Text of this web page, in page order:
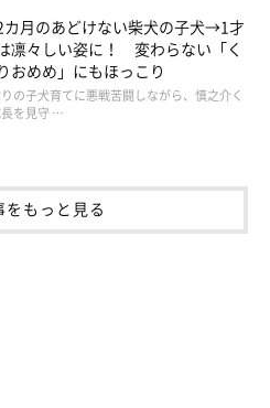
たいときは無理やりでもくっつい
かいをかけて怒られても、何事も
く——。
るたびに、「ポルテらしいな」
カ月のあどけない柴犬の子犬→1才
凛々しい姿に！ 変わらない「く
おめめ」にもほっこり
の子犬育てに悪戦苦闘しながら、慎之介く
を見守 …
をもっと見る